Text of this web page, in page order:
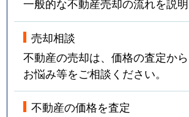
一般的な不動産売却の流れを説明
売却相談
不動産の売却は、価格の査定か
お悩み等をご相談ください。
不動産の価格を査定